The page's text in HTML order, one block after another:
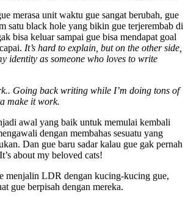
merasa unit waktu gue sangat berubah, gue
satu black hole yang bikin gue terjerembab di
bisa keluar sampai gue bisa mendapat goal
It’s hard to explain, but on the other side,
identity as someone who loves to write
Going back writing while I’m doing tons of
make it work.
awal yang baik untuk memulai kembali
dengan membahas sesuatu yang
Dan gue baru sadar kalau gue gak pernah
about my beloved cats!
menjalin LDR dengan kucing-kucing gue,
gue berpisah dengan mereka.